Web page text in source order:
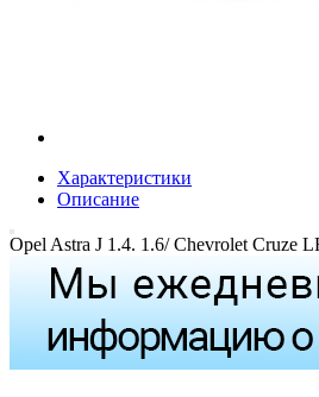
Характеристики
Описание
Opel Astra J 1.4. 1.6/ Chevrolet Cruze